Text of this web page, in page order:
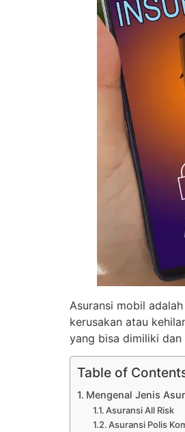
Asuransi mobil
kerusakan atau
yang bisa dimiliki
Table of
Mengenal Jenis
Asuransi All Risk
Asuransi Polis